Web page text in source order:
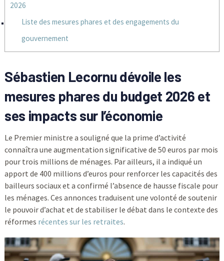
2026
Liste des mesures phares et des engagements du
gouvernement
Sébastien Lecornu dévoile les
mesures phares du budget 2026 et
ses impacts sur l’économie
Le Premier ministre a souligné que la prime d’activité
connaîtra une augmentation significative de 50 euros par mois
pour trois millions de ménages. Par ailleurs, il a indiqué un
apport de 400 millions d’euros pour renforcer les capacités des
bailleurs sociaux et a confirmé l’absence de hausse fiscale pour
les ménages. Ces annonces traduisent une volonté de soutenir
le pouvoir d’achat et de stabiliser le débat dans le contexte des
réformes récentes sur les retraites.